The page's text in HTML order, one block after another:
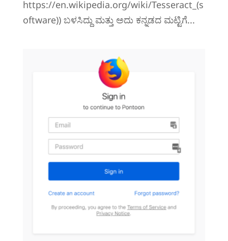
https://en.wikipedia.org/wiki/Tesseract_(s
oftware)) ಬಳಸಿದ್ದು ಮತ್ತು ಅದು ಕನ್ನಡದ ಮಟ್ಟಿಗೆ...